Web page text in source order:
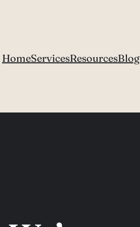
HomeServicesResourcesBlog